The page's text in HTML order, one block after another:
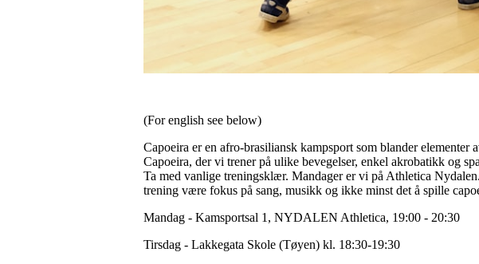
(For english see below)
Capoeira er en afro-brasiliansk kampsport som blander
Capoeira, der vi trener på ulike bevegelser, enkel akrobatikk og
Ta med vanlige treningsklær. Mandager er vi på Athletica
trening være fokus på sang, musikk og ikke minst det å spille
Mandag - Kamsportsal 1, NYDALEN Athletica, 19:00 - 20:30
Tirsdag - Lakkegata Skole (Tøyen) kl. 18:30-19:30